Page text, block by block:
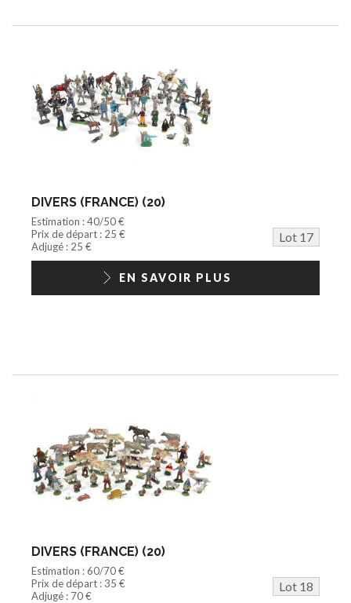
DIVERS (FRANCE) (20)
Estimation : 40/50 €
Prix de départ : 25 €
Lot 17
Adjugé : 25 €
EN SAVOIR PLUS
DIVERS (FRANCE) (20)
Estimation : 60/70 €
Prix de départ : 35 €
Lot 18
Adjugé : 70 €